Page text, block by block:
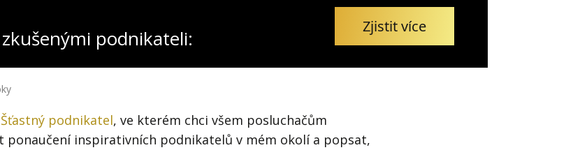
podnikateli:
Zjistit více
Šťastný podnikatel, ve kterém chci všem posluchačům
ponaučení inspirativních podnikatelů v mém okolí a popsat,